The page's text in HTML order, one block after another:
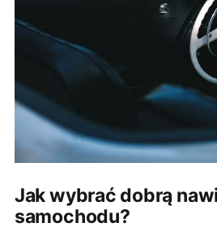
Jak wybrać dobrą
samochodu?